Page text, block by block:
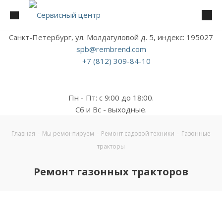
Санкт-Петербург, ул. Молдагуловой д. 5, индекс: 195027
spb@rembrend.com
+7 (812) 309-84-10
Пн - Пт: с 9:00 до 18:00.
Сб и Вс - выходные.
Главная - Мы ремонтируем - Ремонт садовой техники - Газонные
тракторы
Ремонт газонных тракторов